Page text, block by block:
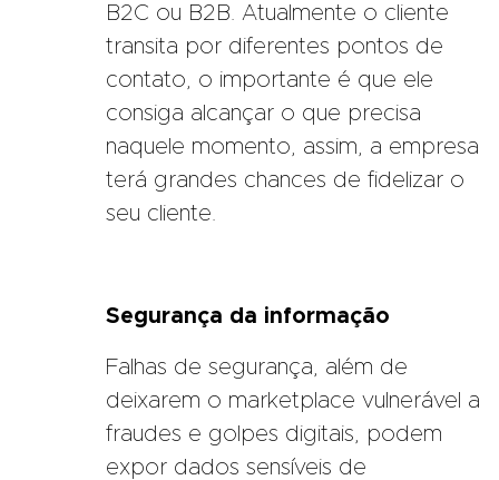
B2C ou B2B. Atualmente o cliente
transita por diferentes pontos de
contato, o importante é que ele
consiga alcançar o que precisa
naquele momento, assim, a empresa
terá grandes chances de fidelizar o
seu cliente.
Segurança da informação
Falhas de segurança, além de
deixarem o marketplace vulnerável a
fraudes e golpes digitais, podem
expor dados sensíveis de